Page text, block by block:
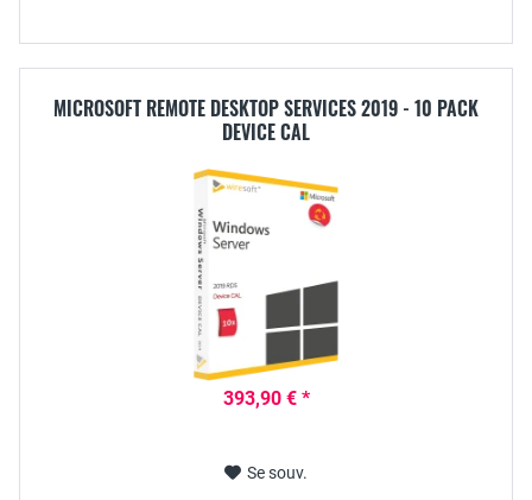
MICROSOFT REMOTE DESKTOP SERVICES 2019 - 10 PACK
DEVICE CAL
393,90 € *
Se souv.